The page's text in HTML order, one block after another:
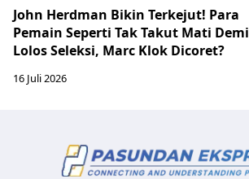
John Herdman Bikin Terkejut! Para
Pemain Seperti Tak Takut Mati Demi
Lolos Seleksi, Marc Klok Dicoret?
16 Juli 2026